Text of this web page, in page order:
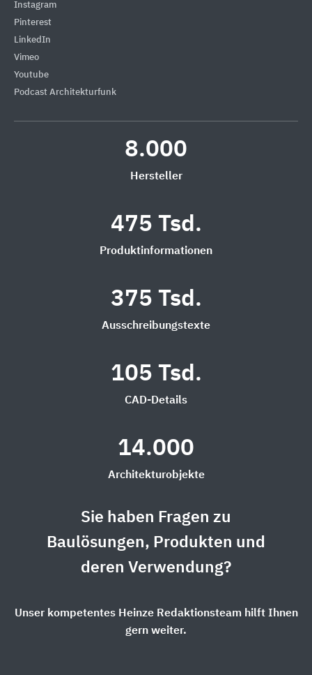
Instagram
Pinterest
LinkedIn
Vimeo
Youtube
Podcast Architekturfunk
8.000
Hersteller
475 Tsd.
Produktinformationen
375 Tsd.
Ausschreibungstexte
105 Tsd.
CAD-Details
14.000
Architekturobjekte
Sie haben Fragen zu
Baulösungen, Produkten und
deren Verwendung?
Unser kompetentes Heinze Redaktionsteam hilft Ihnen
gern weiter.